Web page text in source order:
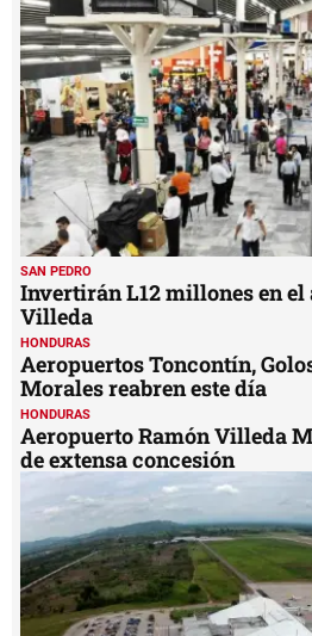
SAN PEDRO
Invertirán L12 millones en el
Villeda
HONDURAS
Aeropuertos Toncontín,
Morales reabren este día
HONDURAS
Aeropuerto Ramón Villeda
de extensa concesión